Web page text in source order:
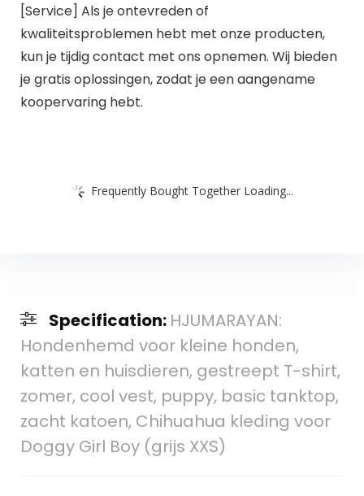
[Service] Als je ontevreden of
kwaliteitsproblemen hebt met onze producten,
kun je tijdig contact met ons opnemen. Wij bieden
je gratis oplossingen, zodat je een aangename
koopervaring hebt.
Frequently Bought Together Loading...
Specification: HJUMARAYAN:
Hondenhemd voor kleine honden,
katten en huisdieren, gestreept T-shirt,
zomer, cool vest, puppy, basic tanktop,
zacht katoen, Chihuahua kleding voor
Doggy Girl Boy (grijs XXS)